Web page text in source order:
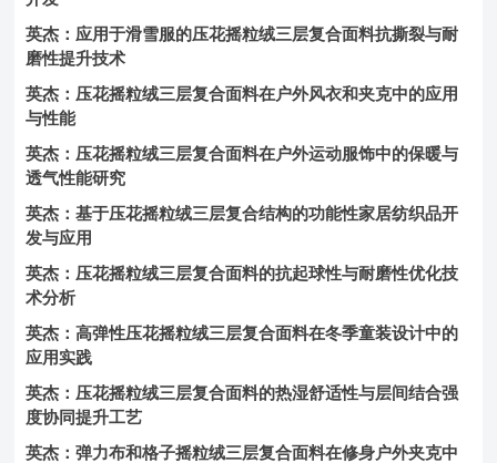
英杰：应用于滑雪服的压花摇粒绒三层复合面料抗撕裂与耐
磨性提升技术
英杰：压花摇粒绒三层复合面料在户外风衣和夹克中的应用
与性能
英杰：压花摇粒绒三层复合面料在户外运动服饰中的保暖与
透气性能研究
英杰：基于压花摇粒绒三层复合结构的功能性家居纺织品开
发与应用
英杰：压花摇粒绒三层复合面料的抗起球性与耐磨性优化技
术分析
英杰：高弹性压花摇粒绒三层复合面料在冬季童装设计中的
应用实践
英杰：压花摇粒绒三层复合面料的热湿舒适性与层间结合强
度协同提升工艺
英杰：弹力布和格子摇粒绒三层复合面料在修身户外夹克中